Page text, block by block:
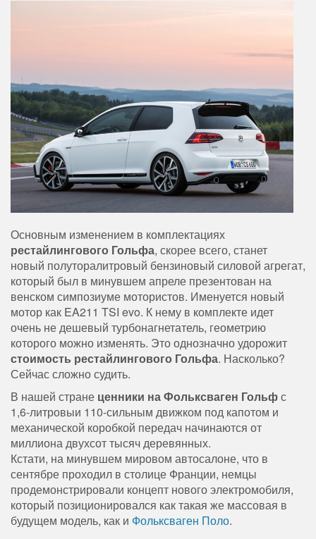
Основным изменением в комплектациях
рестайлингового Гольфа, скорее всего, станет
новый полуторалитровый бензиновый силовой агрегат,
который был в минувшем апреле презентован на
венском симпозиуме мотористов. Именуется новый
мотор как EA211 TSI evo. К нему в комплекте идет
очень не дешевый турбонагнетатель, геометрию
которого можно изменять. Это однозначно удорожит
стоимость рестайлингового Гольфа. Насколько?
Сейчас сложно судить.
В нашей стране ценники на Фольксваген Гольфс
1,6-литровыи 110-сильным движком под капотом и
механической коробкой передач начинаются от
миллиона двухсот тысяч деревянных.
Кстати, на минувшем мировом автосалоне, что в
сентябре проходил в столице Франции, немцы
продемонстрировали концепт нового электромобиля,
который позиционировался как такая же массовая в
будущем модель, как и Фольксваген Поло.